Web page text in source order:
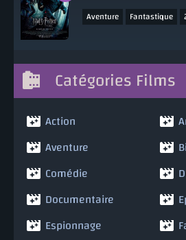
Aventure Fantastique
Catégories Films
Action
Aventure
Comédie
Documentaire
Espionnage